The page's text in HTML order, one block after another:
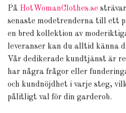
På HotWomanClothes.se
senaste modetrenderna till ett
en bred kollektion av
leveranser kan du alltid känna
Vår dedikerade kundtjänst är
har några frågor eller
och kundnöjdhet i varje steg,
pålitligt val för din garderob.